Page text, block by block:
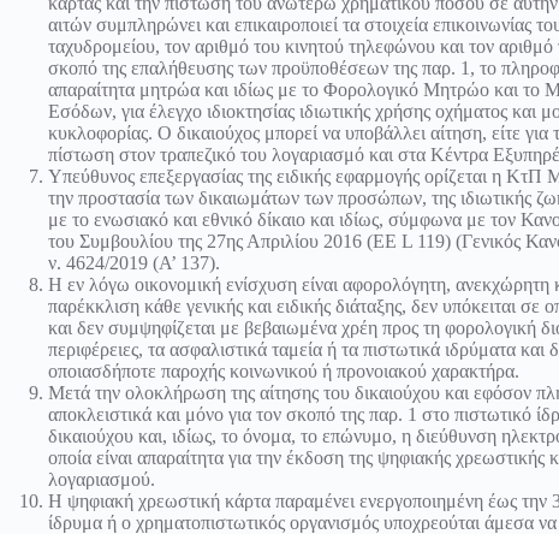
αιτών συμπληρώνει και επικαιροποιεί τα στοιχεία επικοινωνίας
ταχυδρομείου, τον αριθμό του κινητού τηλεφώνου και τον
σκοπό της επαλήθευσης των προϋποθέσεων της παρ. 1, το
απαραίτητα μητρώα και ιδίως με το Φορολογικό Μητρώο και
Εσόδων, για έλεγχο ιδιοκτησίας ιδιωτικής χρήσης οχήματος και
κυκλοφορίας. Ο δικαιούχος μπορεί να υποβάλλει αίτηση, είτε
πίστωση στον τραπεζικό του λογαριασμό και στα Κέντρα
Υπεύθυνος επεξεργασίας της ειδικής εφαρμογής ορίζεται η
την προστασία των δικαιωμάτων των προσώπων, της ιδιωτικής
με το ενωσιακό και εθνικό δίκαιο και ιδίως, σύμφωνα με τον
του Συμβουλίου της 27ης Απριλίου 2016 (ΕΕ L 119) (Γενικός
ν. 4624/2019 (Α’ 137).
Η εν λόγω οικονομική ενίσχυση είναι αφορολόγητη, ανεκχώρητη
παρέκκλιση κάθε γενικής και ειδικής διάταξης, δεν υπόκειται
και δεν συμψηφίζεται με βεβαιωμένα χρέη προς τη φορολογική
περιφέρειες, τα ασφαλιστικά ταμεία ή τα πιστωτικά ιδρύματα
οποιασδήποτε παροχής κοινωνικού ή προνοιακού χαρακτήρα.
Μετά την ολοκλήρωση της αίτησης του δικαιούχου και εφόσον
αποκλειστικά και μόνο για τον σκοπό της παρ. 1 στο πιστωτικό
δικαιούχου και, ιδίως, το όνομα, το επώνυμο, η διεύθυνση
οποία είναι απαραίτητα για την έκδοση της ψηφιακής
λογαριασμού.
Η ψηφιακή χρεωστική κάρτα παραμένει ενεργοποιημένη έως την
ίδρυμα ή ο χρηματοπιστωτικός οργανισμός υποχρεούται άμεσα